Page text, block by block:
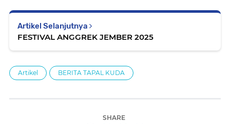
Artikel Selanjutnya
FESTIVAL ANGGREK JEMBER 2025
Artikel BERITA TAPAL KUDA
SHARE